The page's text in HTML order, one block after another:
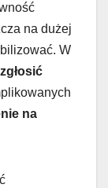
na dużej
W
zgłosić
na